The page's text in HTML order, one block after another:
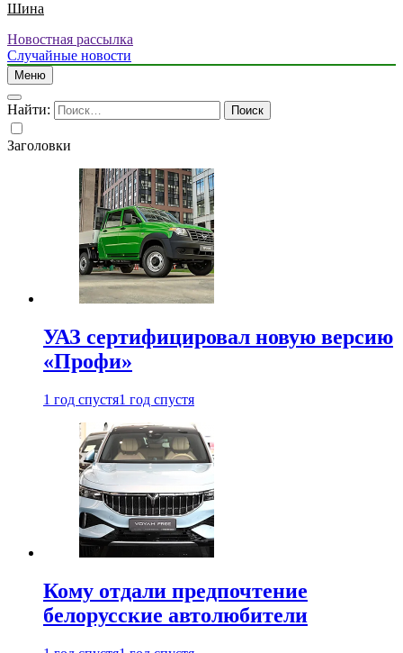
Шина
Новостная рассылка
Случайные новости
Меню
Найти:
Заголовки
УАЗ сертифицировал новую версию
«Профи»
1 год спустя1 год спустя
Кому отдали предпочтение
белорусские автолюбители